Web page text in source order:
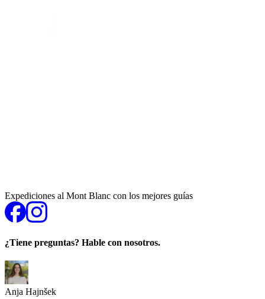
Expediciones al Mont Blanc con los mejores guías
¿Tiene preguntas? Hable con nosotros.
Anja Hajnšek